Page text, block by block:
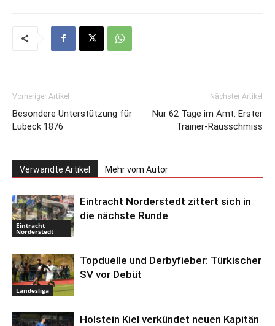
Vorheriger Artikel
Besondere Unterstützung für
Lübeck 1876
Nächster Artikel
Nur 62 Tage im Amt: Erster
Trainer-Rausschmiss
Verwandte Artikel Mehr vom Autor
Eintracht
Norderstedt
Eintracht Norderstedt zittert sich in
die nächste Runde
Landesliga
Topduelle und Derbyfieber: Türkischer
SV vor Debüt
Holstein Kiel verkündet neuen Kapitän